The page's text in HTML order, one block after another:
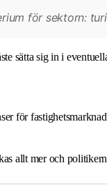
för sektorn:
sätta sig in i
för
allt mer och